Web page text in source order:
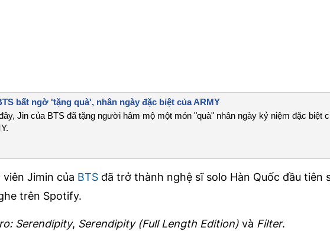
bất ngờ 'tặng quà', nhân ngày đặc biệt của ARMY
Jin của BTS đã tặng người hâm mộ một món "quà" nhân ngày kỷ niệm đặc biệt
Jimin của BTS đã trở thành nghệ sĩ solo Hàn Quốc đầu tiên
trên Spotify.
Serendipity, Serendipity (Full Length Edition) và Filter.